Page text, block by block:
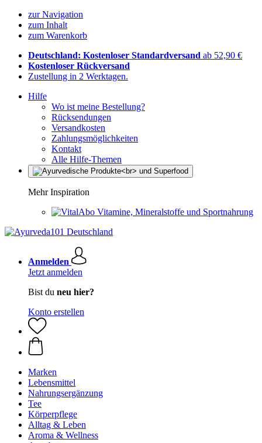
zur Navigation
zum Inhalt
zum Warenkorb
Deutschland: Kostenloser Standardversand ab 52,90 €
Kostenloser Rückversand
Zustellung in 2 Werktagen.
Hilfe
Wo ist meine Bestellung?
Rücksendungen
Versandkosten
Zahlungsmöglichkeiten
Kontakt
Alle Hilfe-Themen
Mehr Inspiration
Vitamine, Mineralstoffe und Sportnahrung
Anmelden
Jetzt anmelden
Bist du neu hier?
Konto erstellen
Marken
Lebensmittel
Nahrungsergänzung
Tee
Körperpflege
Alltag & Leben
Aroma & Wellness